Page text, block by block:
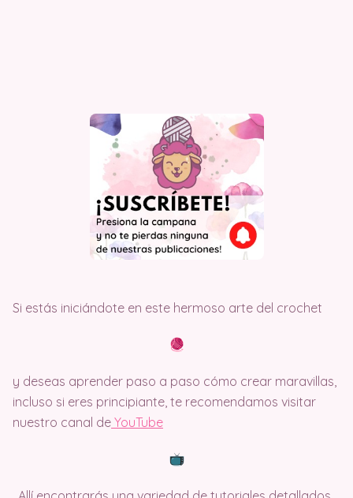
Si estás iniciándote en este hermoso arte del crochet
y deseas aprender paso a paso cómo crear maravillas,
incluso si eres principiante, te recomendamos visitar
nuestro canal de YouTube